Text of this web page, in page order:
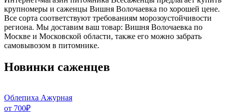
крупномеры и саженцы Вишня Волочаевка по хорошей цене.
Все сорта соответствуют требованиям морозоустойчивости
региона. Мы доставим ваш товар: Вишня Волочаевка по
Москве и Московской области, также его можно забрать
самовывозом в питомнике.
Новинки саженцев
Облепиха Ажурная
от 700₽